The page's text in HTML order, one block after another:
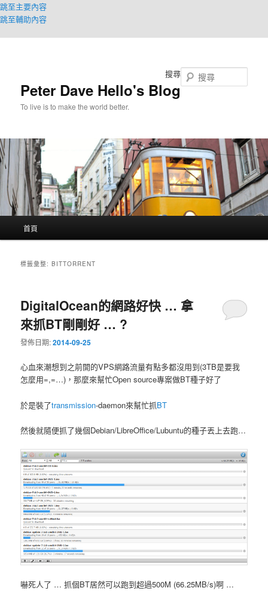
跳至主要內容
跳至輔助內容
Peter Dave Hello's Blog
To live is to make the world better.
搜尋
首頁
標籤彙整:BITTORRENT
DigitalOcean的網路好快 … 拿
來抓BT剛剛好 … ?
發佈日期:2014-09-25
心血來潮想到之前開的VPS網路流量有點多都沒用到(3TB是要我
怎麼用=,=…)，那麼來幫忙Open source專案做BT種子好了
於是裝了transmission-daemon來幫忙抓BT
然後就隨便抓了幾個Debian/LibreOffice/Lubuntu的種子丟上去跑…
嚇死人了 … 抓個BT居然可以跑到超過500M (66.25MB/s)啊 …